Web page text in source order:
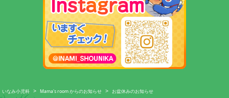
いなみ小児科 > Mama's room からのお知らせ > お盆休みのお知らせ